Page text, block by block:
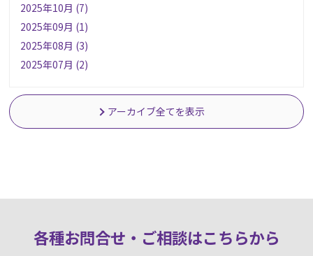
2025年10月 (7)
2025年09月 (1)
2025年08月 (3)
2025年07月 (2)
アーカイブ全てを表示
各種お問合せ・ご相談はこちらから